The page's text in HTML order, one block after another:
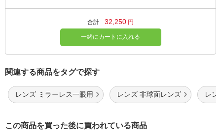
合計 32,250 円
一緒にカートに入れる
関連する商品をタグで探す
レンズ ミラーレス一眼用 レンズ 非球面レンズ レン
この商品を買った後に買われている商品